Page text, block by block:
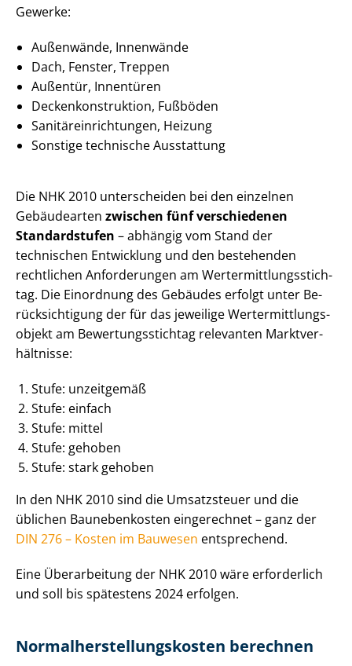
Gewerke:
Außenwände, Innenwände
Dach, Fenster, Treppen
Außentür, Innentüren
De­cken­kon­struk­ti­on, Fußböden
Sa­ni­tär­ein­rich­tun­gen, Heizung
Sonstige technische Ausstattung
Die NHK 2010 unterscheiden bei den einzelnen
Gebäudearten zwischen fünf verschiedenen
Standardstufen – abhängig vom Stand der
technischen Entwicklung und den bestehenden
rechtlichen Anforderungen am Wert­ermitt­lungs­stich­
tag. Die Einordnung des Gebäudes erfolgt unter Be­
rück­sich­ti­gung der für das jeweilige Wert­ermitt­lungs­
ob­jekt am Be­wer­tungs­stich­tag relevanten Markt­ver­
hält­nis­se:
Stufe: unzeitgemäß
Stufe: einfach
Stufe: mittel
Stufe: gehoben
Stufe: stark gehoben
In den NHK 2010 sind die Umsatzsteuer und die
üblichen Baunebenkosten eingerechnet – ganz der
DIN 276 – Kosten im Bauwesen entsprechend.
Eine Überarbeitung der NHK 2010 wäre erforderlich
und soll bis spätestens 2024 erfolgen.
Nor­mal­her­stel­lungs­kos­ten berechnen